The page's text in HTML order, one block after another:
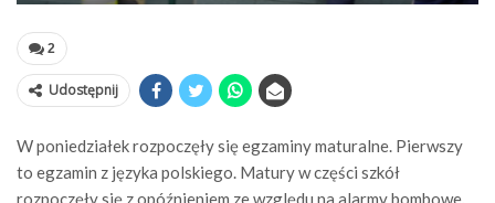
2
Udostępnij
W poniedziałek rozpoczęły się egzaminy maturalne. Pierwszy
to egzamin z języka polskiego. Matury w części szkół
rozpoczęły się z opóźnieniem ze względu na alarmy bombowe.